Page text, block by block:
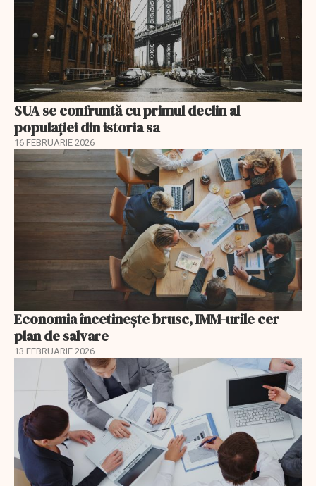
SUA se confruntă cu primul declin al
populației din istoria sa
16 FEBRUARIE 2026
Economia încetinește brusc, IMM-urile cer
plan de salvare
13 FEBRUARIE 2026